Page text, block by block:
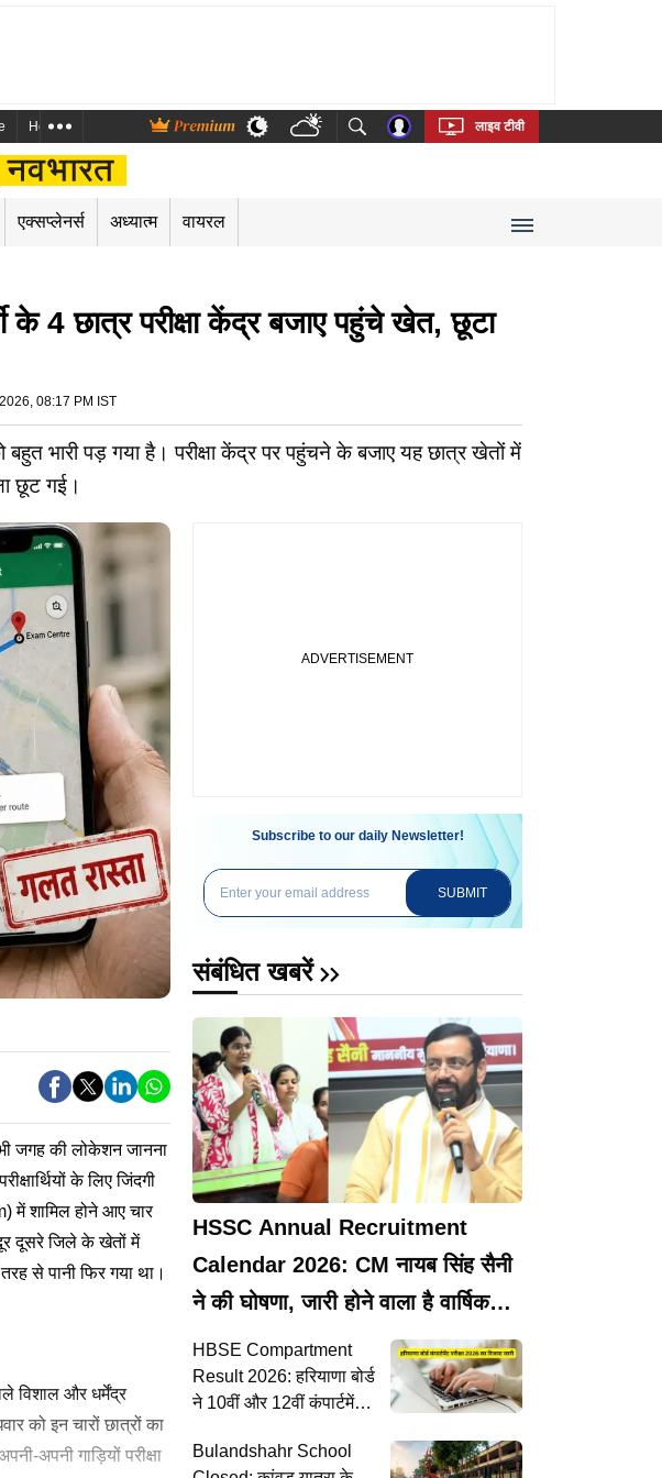
Health and Me Marathi Bengali Telugu Tamil Kannada Malayalam
लाइव टीवी
एक्सप्लेनर्स अध्यात्म वायरल
4 छात्र परीक्षा केंद्र बजाए पहुंचे खेत, छूटा
08:17 PM IST
भारी पड़ गया है। परीक्षा केंद्र पर पहुंचने के बजाए यह छात्र खेतों में
छूट गई।
जगह की लोकेशन जानना
के लिए जिंदगी
में शामिल होने आए चार
दूसरे जिले के खेतों में
से पानी फिर गया था।
विशाल और धर्मेंद्र
को इन चारों छात्रों का
अपनी गाड़ियों परीक्षा
Subscribe to our daily Newsletter!
SUBMIT
संबंधित खबरें
HSSC Annual Recruitment
Calendar 2026: CM नायब सिंह सैनी
ने की घोषणा, जारी होने वाला है वार्षिक
भर्ती कैलेंडर
HBSE Compartment
Result 2026: हरियाणा बोर्ड
ने 10वीं और 12वीं कंपार्टमेंट
सबसे पहले यहां देखें
Bulandshahr School